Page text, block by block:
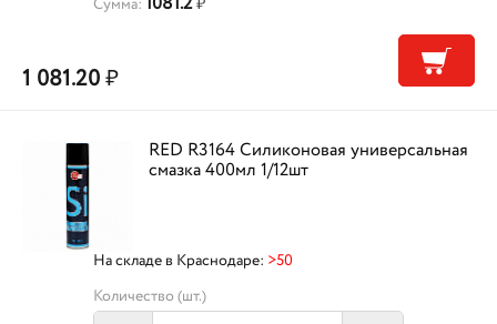
Сумма: ₽
1 081.20₽
RED R3164 Силиконовая универсальная
смазка 400мл 1/12шт
На складе в Краснодаре: >50
Количество (шт.)